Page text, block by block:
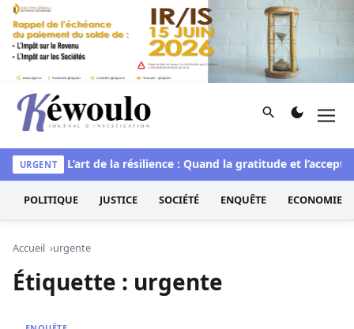
Aller au contenu
Kéwoulo, le premier site d'information et d'investigation
Rechercher
URGENTL’art de la résilience : Quand la gratitude et
POLITIQUE JUSTICE SOCIÉTÉ ENQUÊTE ECONOMIE
Accueil urgente
Étiquette : urgente